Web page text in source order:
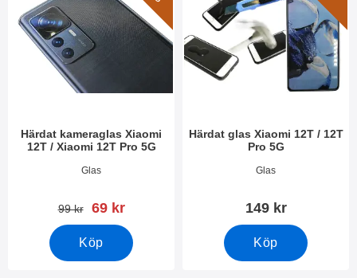
Härdat kameraglas Xiaomi
12T / Xiaomi 12T Pro 5G
Glas
tidigare pris
99 kr rea pris
69 kr
Köp
Härdat glas Xiaomi 12T / 12T
Pro 5G
Glas
149 kr
Köp